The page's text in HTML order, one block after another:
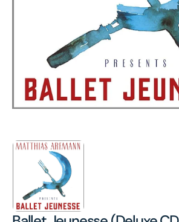
相
啟
第
張